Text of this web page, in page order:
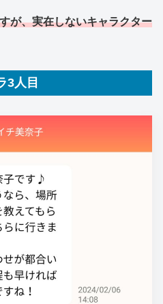
が、実在しないキャラクター
3人目